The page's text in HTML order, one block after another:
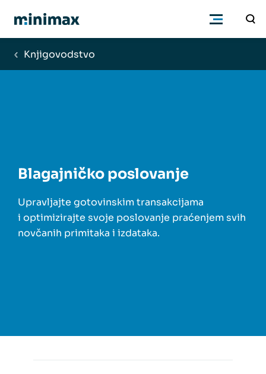
Poduzetnici
Cjenik
Podrška
Knjigovodstvo
Blagajničko poslovanje
Upravljajte gotovinskim transakcijama
i optimizirajte svoje poslovanje praćenjem svih
novčanih primitaka i izdataka.